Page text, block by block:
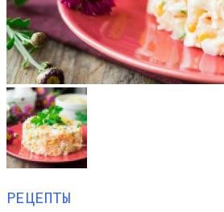
РЕЦЕПТЫ